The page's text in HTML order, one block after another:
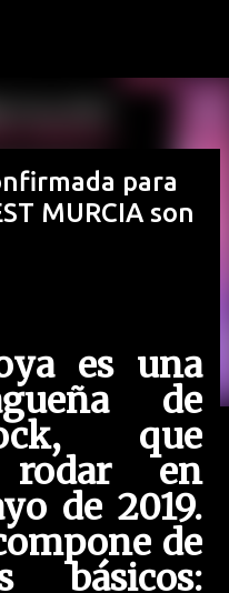
para
MURCIA son
es una
de
que
en
de 2019.
de
básicos: